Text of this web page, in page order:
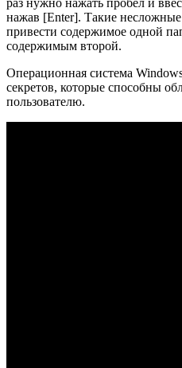
раз нужно нажать пробел и
нажав [Enter]. Такие несложные
привести содержимое одной
содержимым второй.
Операционная система
секретов, которые способны
пользователю.